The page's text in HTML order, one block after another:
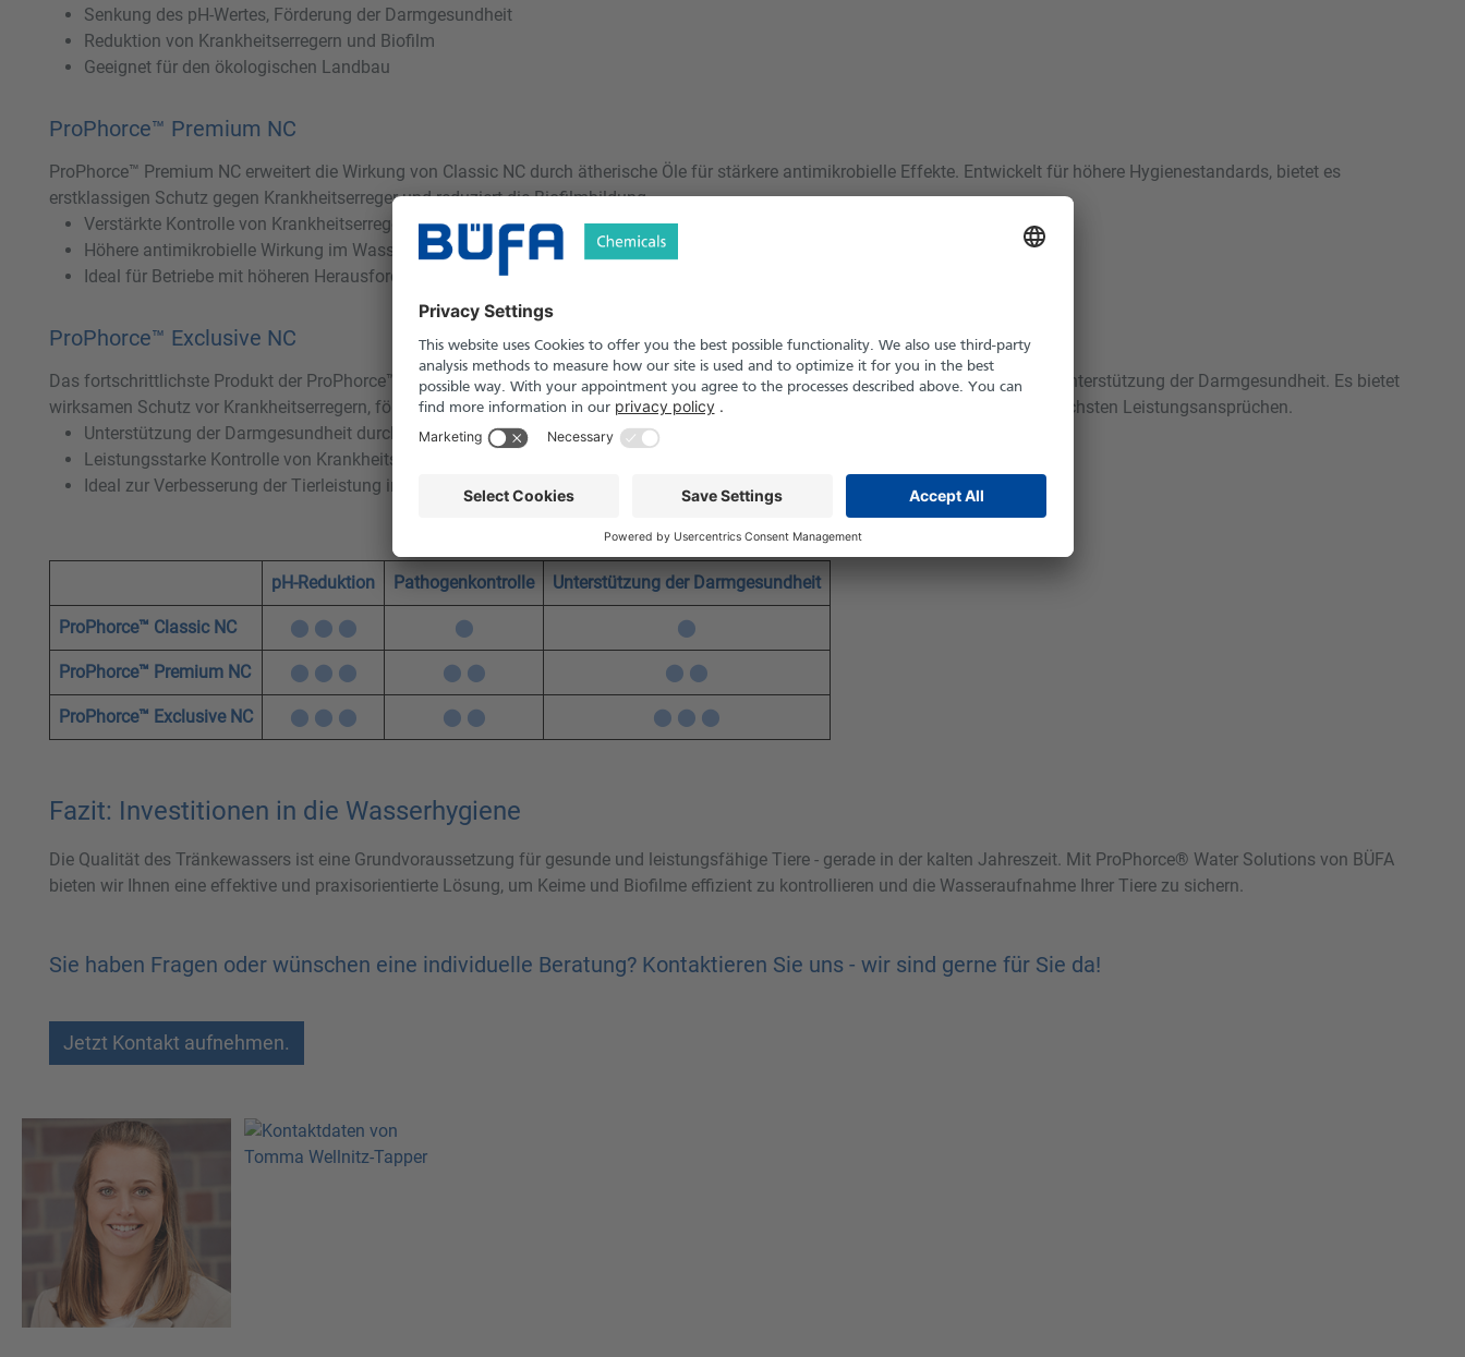
Senkung des pH-Wertes, Förderung der Darmgesundheit
Reduktion von Krankheitserregern und Biofilm
Geeignet für den ökologischen Landbau
ProPhorce™ Premium NC
ProPhorce™ Premium NC erweitert die Wirkung von Classic NC durch ätherische Öle für stärkere antimikrobielle Effekte. Entwickelt für höhere Hygienestandards, bietet es
erstklassigen Schutz gegen Krankheitserreger und reduziert die Biofilmbildung.
Verstärkte Kontrolle von Krankheitserregern durch ätherische Öle
Höhere antimikrobielle Wirkung im Wasser und im Darm
Ideal für Betriebe mit höheren Herausforderungen im Bereich Tierwohl
ProPhorce™ Exclusive NC
Das fortschrittlichste Produkt der ProPhorce™-Reihe kombiniert organische Säuren, ätherische Öle und Buttersäure-Glycerinester zur Unterstützung der Darmgesundheit. Es bietet
wirksamen Schutz vor Krankheitserregern, fördert die Darmintegrität und verbessert die Nährstoffaufnahme - ideal für Betriebe mit höchsten Leistungsansprüchen.
Unterstützung der Darmgesundheit durch Glycerolester
Leistungsstarke Kontrolle von Krankheitserregern
Ideal zur Verbesserung der Tierleistung in anspruchsvollen Umgebungen
pH-Reduktion Pathogenkontrolle Unterstützung der Darmgesundheit
ProPhorce™ Classic NC ⬤ ⬤ ⬤ ⬤ ⬤
ProPhorce™ Premium NC ⬤ ⬤ ⬤ ⬤ ⬤ ⬤ ⬤
ProPhorce™ Exclusive NC ⬤ ⬤ ⬤ ⬤ ⬤ ⬤ ⬤ ⬤
Fazit: Investitionen in die Wasserhygiene
Die Qualität des Tränkewassers ist eine Grundvoraussetzung für gesunde und leistungsfähige Tiere - gerade in der kalten Jahreszeit. Mit ProPhorce® Water Solutions von BÜFA
bieten wir Ihnen eine effektive und praxisorientierte Lösung, um Keime und Biofilme effizient zu kontrollieren und die Wasseraufnahme Ihrer Tiere zu sichern.
Sie haben Fragen oder wünschen eine individuelle Beratung? Kontaktieren Sie uns - wir sind gerne für Sie da!
Jetzt Kontakt aufnehmen.